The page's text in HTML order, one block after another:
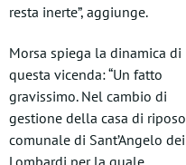
resta inerte”, aggiunge.
Morsa spiega la dinamica di
questa vicenda: “Un fatto
gravissimo. Nel cambio di
gestione della casa di riposo
comunale di Sant’Angelo dei
Lombardi per la quale